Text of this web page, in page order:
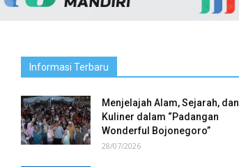
Informasi Terbaru
Menjelajah Alam, Sejarah, dan
Kuliner dalam “Padangan
Wonderful Bojonegoro”
28/07/2026